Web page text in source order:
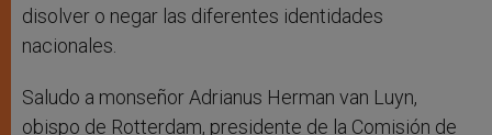
disolver o negar las diferentes identidades
nacionales.
Saludo a monseñor Adrianus Herman van Luyn,
obispo de Rotterdam, presidente de la Comisión de